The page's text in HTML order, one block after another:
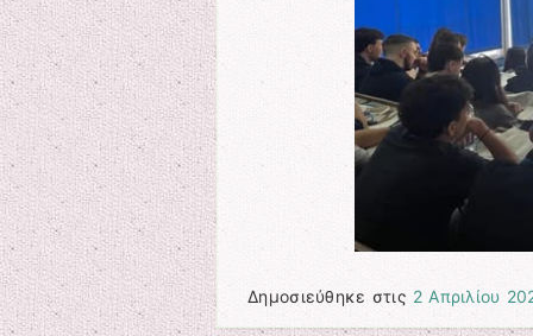
Δημοσιεύθηκε στις 2 Απριλίου